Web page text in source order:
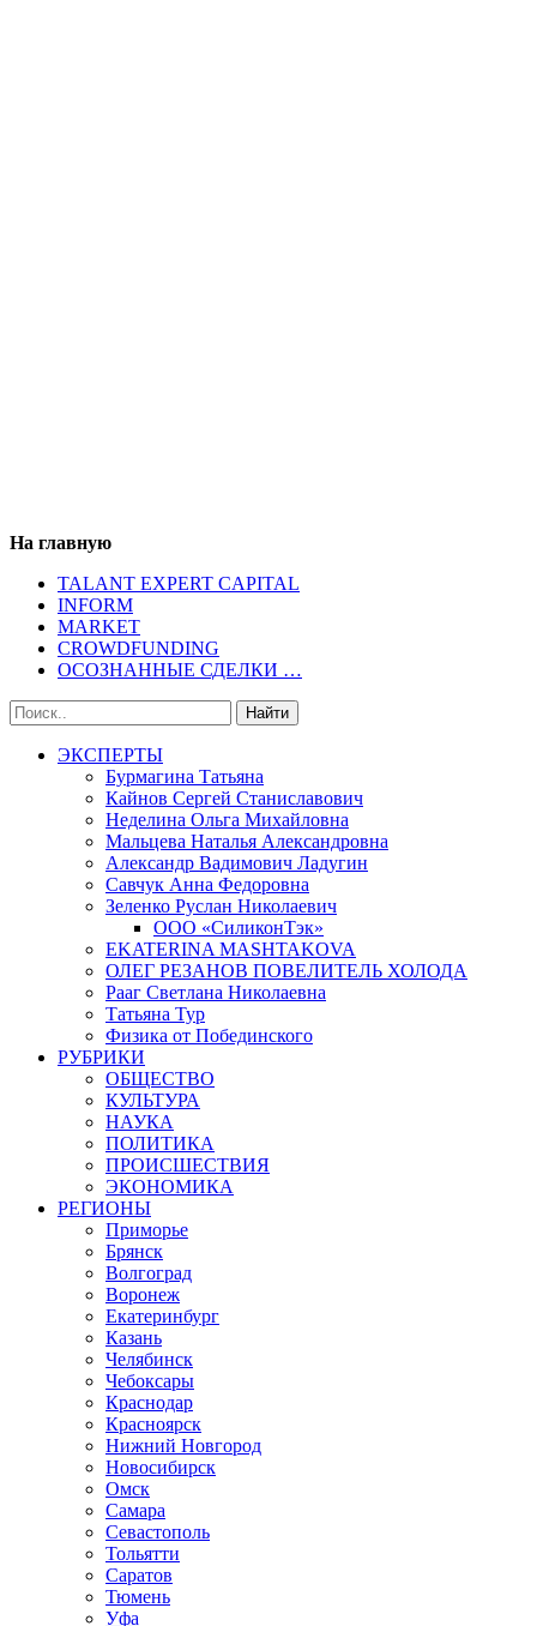
На главную
TALANT EXPERT CAPITAL
INFORM
MARKET
CROWDFUNDING
ОСОЗНАННЫЕ СДЕЛКИ …
ЭКСПЕРТЫ
Бурмагина Татьяна
Кайнов Сергей Станиславович
Неделина Ольга Михайловна
Мальцева Наталья Александровна
Александр Вадимович Ладугин
Савчук Анна Федоровна
Зеленко Руслан Николаевич
ООО «СиликонТэк»
EKATERINA MASHTAKOVA
ОЛЕГ РЕЗАНОВ ПОВЕЛИТЕЛЬ ХОЛОДА
Рааг Светлана Николаевна
Татьяна Тур
Физика от Побединского
РУБРИКИ
ОБЩЕСТВО
КУЛЬТУРА
НАУКА
ПОЛИТИКА
ПРОИСШЕСТВИЯ
ЭКОНОМИКА
РЕГИОНЫ
Приморье
Брянск
Волгоград
Воронеж
Екатеринбург
Казань
Челябинск
Чебоксары
Краснодар
Красноярск
Нижний Новгород
Новосибирск
Омск
Самара
Севастополь
Тольятти
Саратов
Тюмень
Уфа